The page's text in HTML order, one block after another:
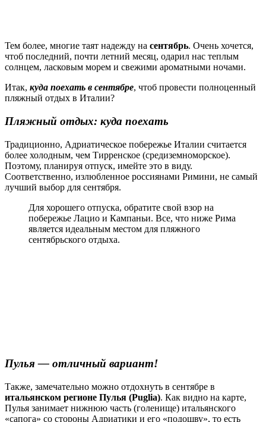
Тем более, многие таят надежду на сентябрь. Очень хочется,
чтоб последний, почти летний месяц, одарил нас теплым
солнцем, ласковым морем и свежими ароматными ночами.
Итак, куда поехать в сентябре, чтоб провести полноценный
пляжный отдых в Италии?
Пляжный отдых: куда поехать
Традиционно, Адриатическое побережье Италии считается
более холодным, чем Тирренское (средиземноморское).
Поэтому, планируя отпуск, имейте это в виду.
Соответственно, излюбленное россиянами Римини, не самый
лучший выбор для сентября.
Для хорошего отпуска, обратите свой взор на
побережье Лацио и Кампаньи. Все, что ниже Рима
является идеальным местом для пляжного
сентябрьского отдыха.
Пулья — отличный вариант!
Также, замечательно можно отдохнуть в сентябре в
итальянском регионе Пулья (Puglia). Как видно на карте,
Пулья занимает нижнюю часть (голенище) итальянского
«сапога» со стороны Адриатики и его «подошву», то есть